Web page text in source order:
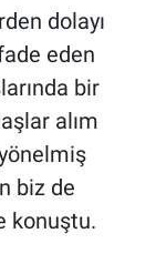
dolayı
eden
bir
alım
biz de
konuştu.